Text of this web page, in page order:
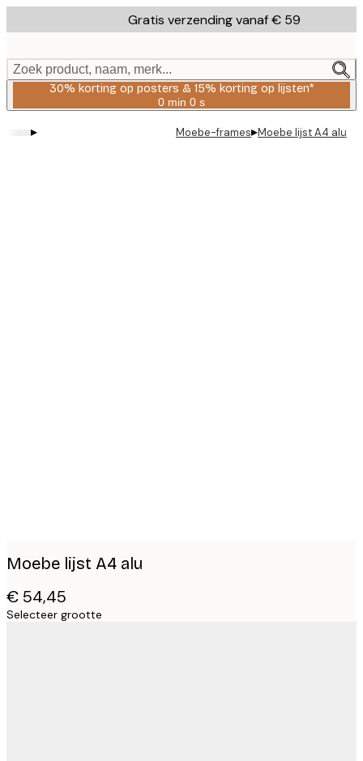
to
content.
Gratis verzending vanaf € 59
Zoek product, naam, merk...
30% korting op posters & 15% korting op lijsten*
0 min 0 s
Geldig
2026-
▸ Moebe-frames▸Moebe lijst A4 alu
Moebe lijst A4 alu
€ 54,45
Selecteer grootte